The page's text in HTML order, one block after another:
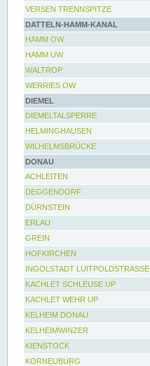
VERSEN TRENNSPITZE
DATTELN-HAMM-KANAL
HAMM OW
HAMM UW
WALTROP
WERRIES OW
DIEMEL
DIEMELTALSPERRE
HELMINGHAUSEN
WILHELMSBRÜCKE
DONAU
ACHLEITEN
DEGGENDORF
DÜRNSTEIN
ERLAU
GREIN
HOFKIRCHEN
INGOLSTADT LUITPOLDSTRASSE
KACHLET SCHLEUSE UP
KACHLET WEHR UP
KELHEIM DONAU
KELHEIMWINZER
KIENSTOCK
KORNEUBURG